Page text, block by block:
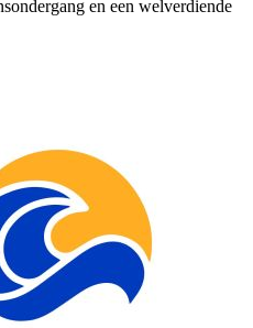
en een welverdiende